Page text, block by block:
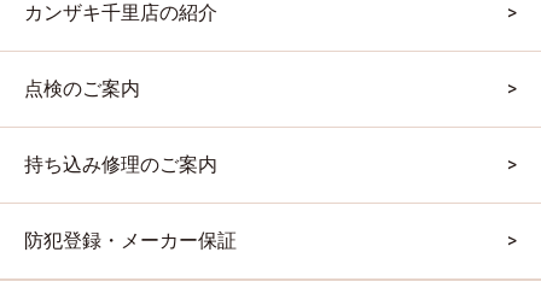
カンザキ千里店の紹介
点検のご案内
持ち込み修理のご案内
防犯登録・メーカー保証